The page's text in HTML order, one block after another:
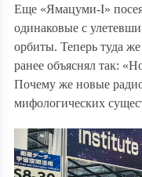
Еще «Ямацуми-I»
одинаковые с
орбиты. Теперь туда
ранее объяснял так:
Почему же новые
мифологических